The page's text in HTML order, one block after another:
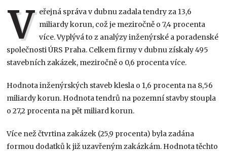
V eřejná správa v dubnu zadala tendry za 13,6
miliardy korun, což je meziročně o 7,4 procenta
více. Vyplývá to z analýzy inženýrské a poradenské
společnosti ÚRS Praha. Celkem firmy v dubnu získaly 495
stavebních zakázek, meziročně o 0,6 procenta více.
Hodnota inženýrských staveb klesla o 1,6 procenta na 8,56
miliardy korun. Hodnota tendrů na pozemní stavby stoupla
o 27,2 procenta na pět miliard korun.
Více než čtvrtina zakázek (25,9 procenta) byla zadána
formou dodatků k již uzavřeným zakázkám. Hodnota těchto